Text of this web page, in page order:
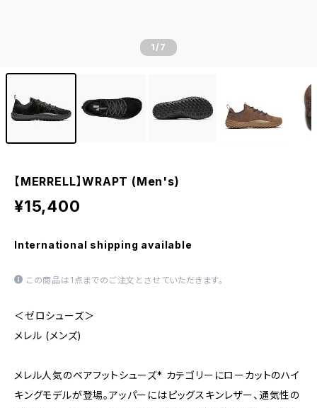
1/7
【MERRELL】WRAPT (Men's)
¥15,400
International shipping available
この商品は1点までのご注文とさせていただきます。
＜ゼロシューズ＞
メレル (メンズ)
メレル人気のベアフットシューズ* カテゴリーにローカットのハイ
キングモデルが登場。アッパーにはピッグスキンレザー、通気性の